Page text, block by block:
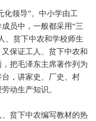
化领导”。中小学由工
员中，一般都采用“三
、贫下中农和学校师生
保证工人、贫下中农和
把毛泽东主席著作列为
，讲家史、厂史、村
动生产知识。
贫下中农编写教材的热